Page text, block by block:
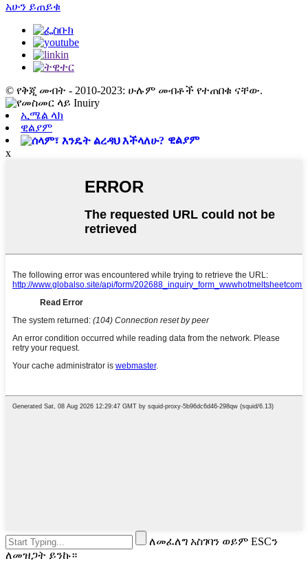
አሁን ይጠይቁ
© የቅጂ መብት - 2010-2023: ሁሉም መብቶች የተጠበቁ ናቸው.
ኢሜል ላክ
ዊልያም
ዊልያም
x
ለመፈለግ አስገባን ወይም ESCን
ለመዝጋት ይንኩ።